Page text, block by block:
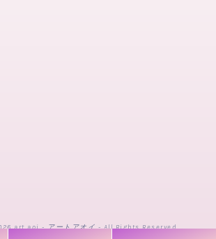
art aoi - アートアオイ - All Rights Reserved.